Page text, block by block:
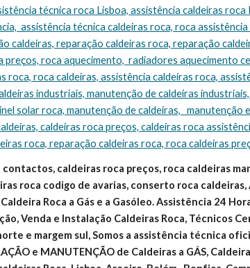
assistência técnica caldeiras roca, roca
caldeiras, reparação caldeiras roca, reparação
preços, roca aquecimento,  radiadores aquecimento
roca, roca caldeiras, assistência caldeiras roca,
industriais, manutenção de caldeiras
solar roca, manutenção de caldeiras,   manutenção
caldeiras roca preços, caldeiras roca
roca, reparação caldeiras roca, roca caldeiras
caldeiras roca preços, roca caldeiras
roca codigo de avarias, conserto roca
Roca a Gás e a Gasóleo. Assistência 24
Venda e Instalação Caldeiras Roca, Técnicos
e margem sul, Somos a assistência técnica
e MANUTENÇÃO de Caldeiras a GÁS,